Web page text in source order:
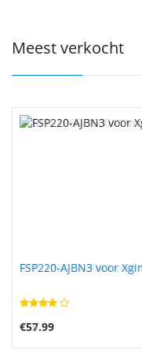
Meest verkocht
FSP220-AJBN3 voor
€57.99